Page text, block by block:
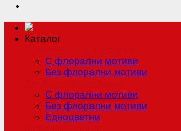
Каталог
С флорални мотиви
Без флорални мотиви
С флорални мотиви
Без флорални мотиви
Едноцветни